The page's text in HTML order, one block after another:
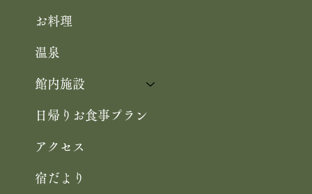
お料理
温泉
館内施設
日帰りお食事プラン
アクセス
宿だより